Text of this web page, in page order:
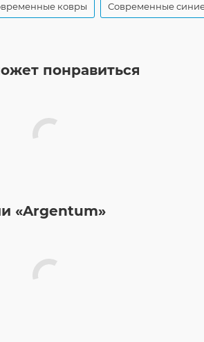
ковры Современные
понравиться
«Argentum»